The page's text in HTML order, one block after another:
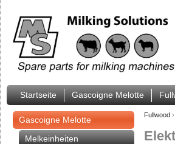
Startseite Gascoigne Melotte
Gascoigne Melotte
Melkeinheiten
Fullwood ›